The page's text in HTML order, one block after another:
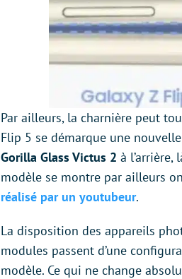
Par ailleurs, la charnière peut
Flip 5 se démarque une
Gorilla Glass Victus 2 à l’arrière,
modèle se montre par ailleurs
réalisé par un youtubeur.
La disposition des appareils
modules passent d’une
modèle. Ce qui ne change